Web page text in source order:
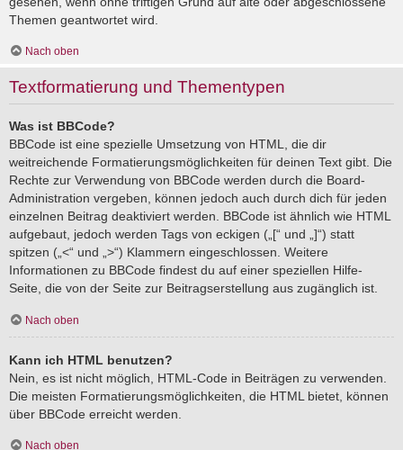
Themen geantwortet wird.
Nach oben
Textformatierung und Thementypen
Was ist BBCode?
BBCode ist eine spezielle Umsetzung von HTML, die dir
weitreichende Formatierungsmöglichkeiten für deinen Text gibt. Die
Rechte zur Verwendung von BBCode werden durch die Board-
Administration vergeben, können jedoch auch durch dich für jeden
einzelnen Beitrag deaktiviert werden. BBCode ist ähnlich wie HTML
aufgebaut, jedoch werden Tags von eckigen („[“ und „]“) statt
spitzen („<“ und „>“) Klammern eingeschlossen. Weitere
Informationen zu BBCode findest du auf einer speziellen Hilfe-
Seite, die von der Seite zur Beitragserstellung aus zugänglich ist.
Nach oben
Kann ich HTML benutzen?
Nein, es ist nicht möglich, HTML-Code in Beiträgen zu verwenden.
Die meisten Formatierungsmöglichkeiten, die HTML bietet, können
über BBCode erreicht werden.
Nach oben